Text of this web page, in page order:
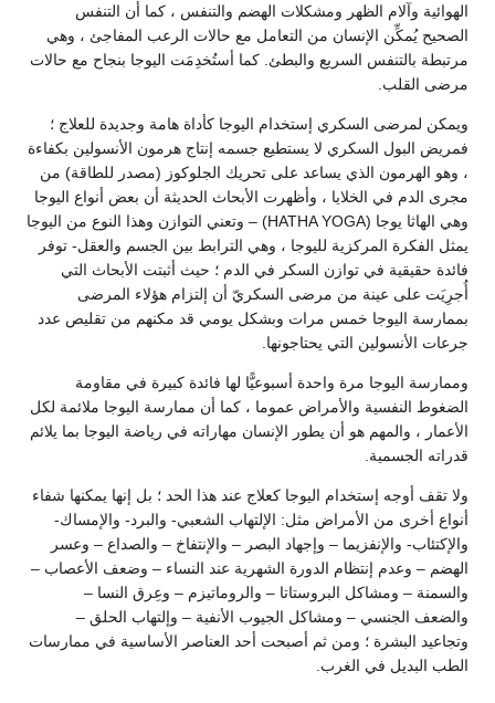
الهوائية وآلام الظهر ومشكلات الهضم والتنفس ، كما أن التنفس
الصحيح يُمكِّن الإنسان من التعامل مع حالات الرعب المفاجئ ، وهي
مرتبطة بالتنفس السريع والبطئ. كما أستُخدِمَت اليوجا بنجاح مع حالات
مرضى القلب.
ويمكن لمرضى السكري إستخدام اليوجا كأداة هامة وجديدة للعلاج ؛
فمريض البول السكري لا يستطيع جسمه إنتاج هرمون الأنسولين بكفاءة
، وهو الهرمون الذي يساعد على تحريك الجلوكوز (مصدر للطاقة) من
مجرى الدم في الخلايا ، وأظهرت الأبحاث الحديثة أن بعض أنواع اليوجا
وهي الهاثا يوجا (HATHA YOGA) – وتعني التوازن وهذا النوع من اليوجا
يمثل الفكرة المركزية لليوجا ، وهي الترابط بين الجسم والعقل- توفر
فائدة حقيقية في توازن السكر في الدم ؛ حيث أثبتت الأبحاث التي
أُجرِيَت على عينة من مرضى السكريّ أن إلتزام هؤلاء المرضى
بممارسة اليوجا خمس مرات وبشكل يومي قد مكنهم من تقليص عدد
جرعات الأنسولين التي يحتاجونها.
وممارسة اليوجا مرة واحدة أسبوعيًّا لها فائدة كبيرة في مقاومة
الضغوط النفسية والأمراض عموما ، كما أن ممارسة اليوجا ملائمة لكل
الأعمار ، والمهم هو أن يطور الإنسان مهاراته في رياضة اليوجا بما يلائم
قدراته الجسمية.
ولا تقف أوجه إستخدام اليوجا كعلاج عند هذا الحد ؛ بل إنها يمكنها شفاء
أنواع أخرى من الأمراض مثل: الإلتهاب الشعبي- والبرد- والإمساك-
والإكتئاب- والإنفزيما – وإجهاد البصر – والإنتفاخ – والصداع – وعسر
الهضم – وعدم إنتظام الدورة الشهرية عند النساء – وضعف الأعصاب –
والسمنة – ومشاكل البروستاتا – والروماتيزم – وعِرق النسا –
والضعف الجنسي – ومشاكل الجيوب الأنفية – وإلتهاب الحلق –
وتجاعيد البشرة ؛ ومن ثم أصبحت أحد العناصر الأساسية في ممارسات
الطب البديل في الغرب.